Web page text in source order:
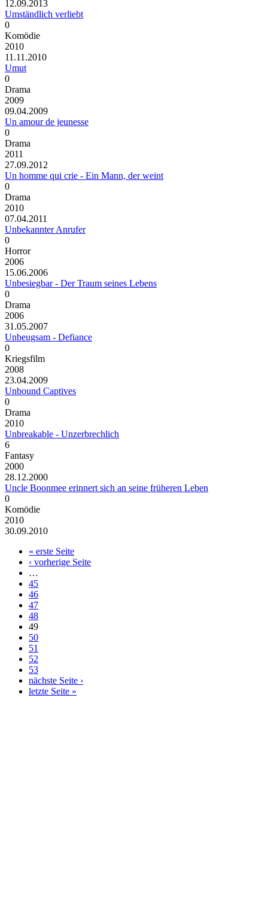
12.09.2013
Umständlich verliebt
0
Komödie
2010
11.11.2010
Umut
0
Drama
2009
09.04.2009
Un amour de jeunesse
0
Drama
2011
27.09.2012
Un homme qui crie - Ein Mann, der weint
0
Drama
2010
07.04.2011
Unbekannter Anrufer
0
Horror
2006
15.06.2006
Unbesiegbar - Der Traum seines Lebens
0
Drama
2006
31.05.2007
Unbeugsam - Defiance
0
Kriegsfilm
2008
23.04.2009
Unbound Captives
0
Drama
2010
Unbreakable - Unzerbrechlich
6
Fantasy
2000
28.12.2000
Uncle Boonmee erinnert sich an seine früheren Leben
0
Komödie
2010
30.09.2010
« erste Seite
‹ vorherige Seite
…
45
46
47
48
49
50
51
52
53
nächste Seite ›
letzte Seite »